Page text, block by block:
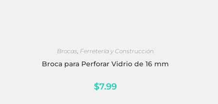
Brocas, Ferretería y Construcción
Broca para Perforar Vidrio de 16 mm
$7.99